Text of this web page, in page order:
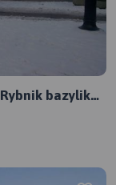
bazylika i